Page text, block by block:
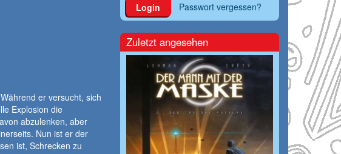
er versucht, sich
Explosion die
abzulenken, aber
Nun ist er der
ist, Schrecken zu
Login Passwort vergessen?
Zuletzt angesehen